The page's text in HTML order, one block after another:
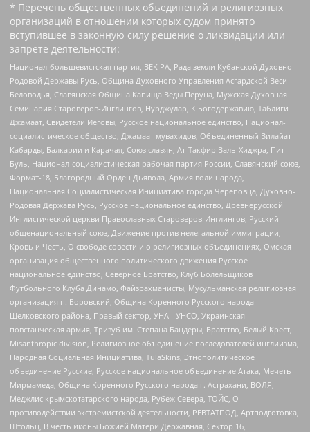
* Перечень общественных объединений и религиозных
организаций в отношении которых судом принято
вступившее в законную силу решение о ликвидации или
запрете деятельности:
Национал-большевистская партия, ВЕК РА, Рада земли Кубанской Духовно
Родовой Державы Русь, Община Духовного Управления Асгардской Веси
Беловодья, Славянская Община Капища Веды Перуна, Мужская Духовная
Семинария Староверов-Инглингов, Нурджулар, К Богодержавию, Таблиги
Джамаат, Свидетели Иеговы, Русское национальное единство, Национал-
социалистическое общество, Джамаат мувахидов, Объединенный Вилайат
Кабарды, Балкарии и Карачая, Союз славян, Ат-Такфир Валь-Хиджра, Пит
Буль, Национал-социалистическая рабочая партия России, Славянский союз,
Формат-18, Благородный Орден Дьявола, Армия воли народа,
Национальная Социалистическая Инициатива города Череповца, Духовно-
Родовая Держава Русь, Русское национальное единство, Древнерусской
Инглистической церкви Православных Староверов-Инглингов, Русский
общенациональный союз, Движение против нелегальной иммиграции,
Кровь и Честь, О свободе совести и о религиозных объединениях, Омская
организация общественного политического движения Русское
национальное единство, Северное Братство, Клуб Болельщиков
Футбольного Клуба Динамо, Файзрахманисты, Мусульманская религиозная
организация п. Боровский, Община Коренного Русского народа
Щелковского района, Правый сектор, УНА - УНСО, Украинская
повстанческая армия, Тризуб им. Степана Бандеры, Братство, Белый Крест,
Misanthropic division, Религиозное объединение последователей инглиизма,
Народная Социальная Инициатива, TulaSkins, Этнополитическое
объединение Русские, Русское национальное объединение Атака, Мечеть
Мирмамеда, Община Коренного Русского народа г. Астрахани, ВОЛЯ,
Меджлис крымскотатарского народа, Рубеж Севера, ТОЙС, О
противодействии экстремистской деятельности, РЕВТАТПОД, Артподготовка,
Штольц, В честь иконы Божией Матери Державная, Сектор 16,